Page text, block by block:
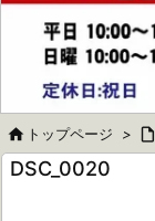
 トップページ > 
DSC_0020